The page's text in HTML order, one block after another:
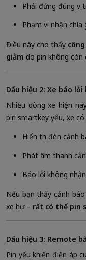
Phải đứng đúng vị
Phạm vi nhận
Điều này cho thấy
giảm do pin không còn
Dấu hiệu 2: Xe báo
Nhiều dòng xe hiện
pin smartkey yếu, xe
Hiển thị đèn cảnh
Phát âm thanh
Báo lỗi không
Nếu bạn thấy cảnh
xe hư – rất có thể pin
Dấu hiệu 3: Remote
Pin yếu khiến điện áp